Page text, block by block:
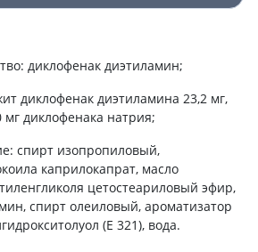
диклофенак диэтиламин;
диклофенак диэтиламина 23,2 мг,
мг диклофенака натрия;
спирт изопропиловый,
каприлокапрат, масло
цетостеариловый эфир,
спирт олеиловый, ароматизатор
(Е 321), вода.